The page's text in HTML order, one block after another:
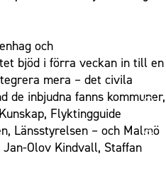
och
bjöd i förra veckan in till en
mera – det civila
de inbjudna fanns kommuner,
Flyktingguide
Länsstyrelsen – och Malmö
Olov Kindvall, Staffan